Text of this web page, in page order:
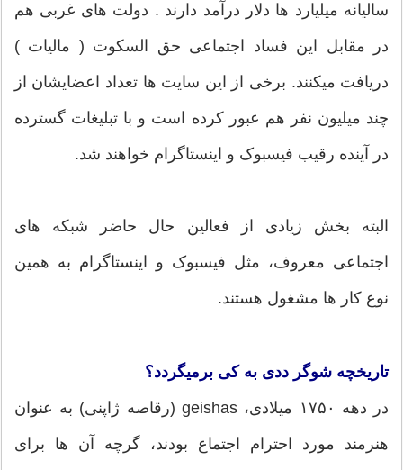
سالیانه میلیارد ها دلار درآمد دارند . دولت های غربی هم
در مقابل این فساد اجتماعی حق السکوت ( مالیات )
دریافت میکنند. برخی از این سایت ها تعداد اعضایشان از
چند میلیون نفر هم عبور کرده است و با تبلیغات گسترده
در آینده رقیب فیسبوک و اینستاگرام خواهند شد.
البته بخش زیادی از فعالین حال حاضر شبکه های
اجتماعی معروف، مثل فیسبوک و اینستاگرام به همین
نوع کار ها مشغول هستند.
تاریخچه شوگر ددی به کی برمیگردد؟
در دهه ۱۷۵۰ میلادی، geishas (رقاصه ژاپنی) به عنوان
هنرمند مورد احترام اجتماع بودند، گرچه آن‌ ها برای